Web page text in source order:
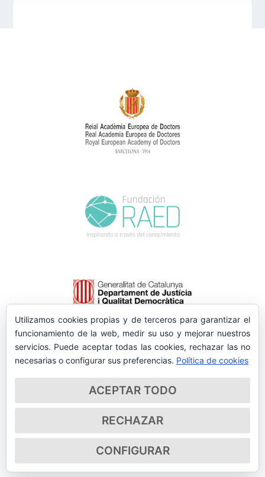
Utilizamos cookies propias y de terceros para garantizar el
funcionamiento de la web, medir su uso y mejorar nuestros
servicios. Puede aceptar todas las cookies, rechazar las no
necesarias o configurar sus preferencias. Política de cookies
ACEPTAR TODO
RECHAZAR
CONFIGURAR